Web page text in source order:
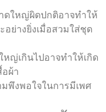
ใหญ่ผิดปกติอาจทำให้
อย่างยิ่งเมื่อสวมใส่ชุด
ญ่เกินไปอาจทำให้เกิด
อผ้า
พึงพอใจในการมีเพศ